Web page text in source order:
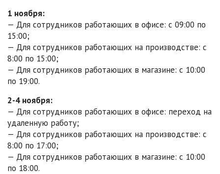
1 ноября:
— Для сотрудников работающих в офисе: с 09:00 по
15:00;
— Для сотрудников работающих на производстве: с
8:00 по 15:00;
— Для сотрудников работающих в магазине: с 10:00
по 19:00.
2-4 ноября:
— Для сотрудников работающих в офисе: переход на
удаленную работу;
— Для сотрудников работающих на производстве: с
8:00 по 17:00;
— Для сотрудников работающих в магазине: с 10:00
по 18:00.